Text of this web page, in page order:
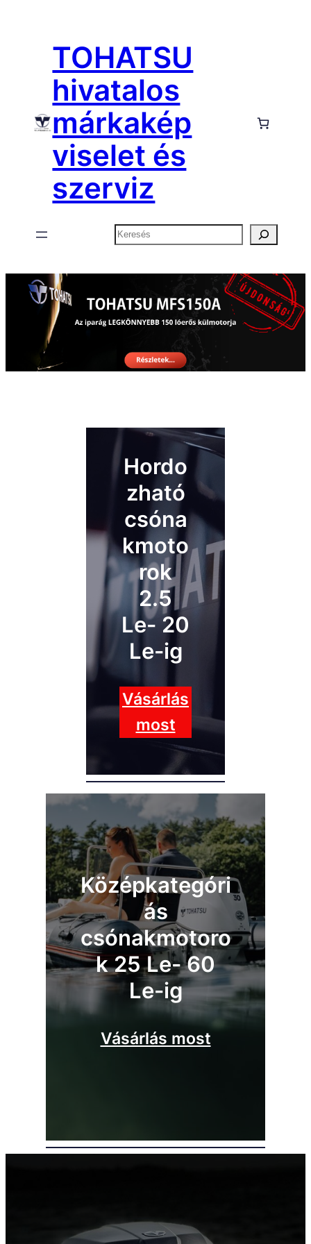
TOHATSU
hivatalos
márkakép
viselet és
szerviz
Keresés
Hordo
zható
csóna
kmoto
rok
2.5
Le- 20
Le-ig
Vásárlás
most
Középkategóri
ás
csónakmotoro
k 25 Le- 60
Le-ig
Vásárlás most